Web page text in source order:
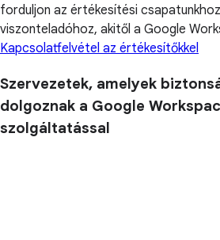
forduljon az értékesítési
viszonteladóhoz, akitől a Google
Kapcsolatfelvétel az értékesítőkkel
Szervezetek, amelyek
dolgoznak a Google
szolgáltatással